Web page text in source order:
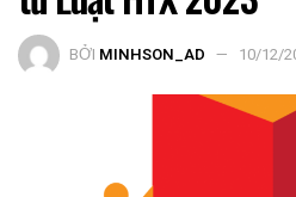
BỞI MINHSON_AD 10/12/